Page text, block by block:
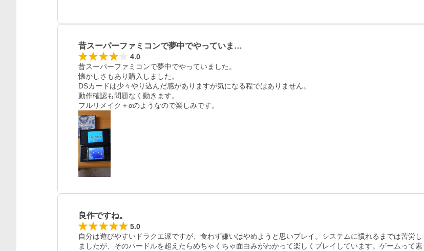
昔スーパーファミコンで夢中でやっていま…
4.0
昔スーパーファミコンで夢中でやっていました。
懐かしさもあり購入しました。
DSカードは少々やり込んだ感がありますが気になる程ではありません。
動作確認も問題なく動きます。
フルリメイク＋αのようなので楽しみです。
良作ですね。
5.0
自分は遊びやすいドラクエ派ですが、食わず嫌いはやめようと思いプレイ。システムに慣れるまでは苦労し
ましたが、そのハードルを超えたらめちゃくちゃ面白みがわかって楽しくプレイしています。ゲームって素